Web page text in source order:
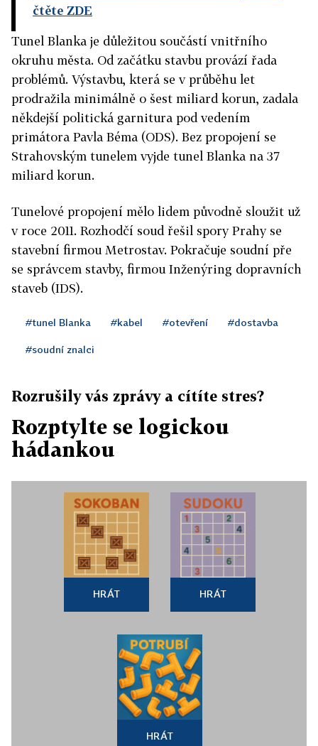
čtěte ZDE
Tunel Blanka je důležitou součástí vnitřního
okruhu města. Od začátku stavbu provází řada
problémů. Výstavbu, která se v průběhu let
prodražila minimálně o šest miliard korun, zadala
někdejší politická garnitura pod vedením
primátora Pavla Béma (ODS). Bez propojení se
Strahovským tunelem vyjde tunel Blanka na 37
miliard korun.
Tunelové propojení mělo lidem původně sloužit už
v roce 2011. Rozhodčí soud řešil spory Prahy se
stavební firmou Metrostav. Pokračuje soudní pře
se správcem stavby, firmou Inženýring dopravních
staveb (IDS).
#tunel Blanka #kabel #otevření #dostavba
#soudní znalci
Rozrušily vás zprávy a cítíte stres?
Rozptylte se logickou
hádankou
HRÁT HRÁT
HRÁT